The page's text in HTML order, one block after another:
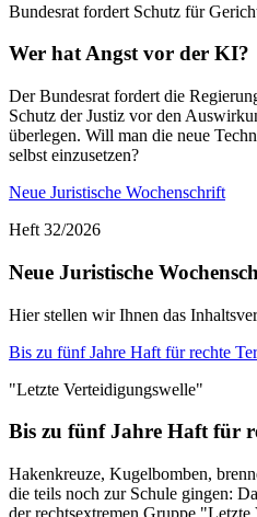
Bundesrat fordert Schutz für
Wer hat Angst vor der KI?
Der Bundesrat fordert die
Schutz der Justiz vor den
überlegen. Will man die neue
selbst einzusetzen?
Neue Juristische Wochenschrift
Heft 32/2026
Neue Juristische
Hier stellen wir Ihnen das
Bis zu fünf Jahre Haft für rechte
"Letzte Verteidigungswelle"
Bis zu fünf Jahre Haft für
Hakenkreuze, Kugelbomben,
die teils noch zur Schule gingen:
der rechtsextremen Gruppe